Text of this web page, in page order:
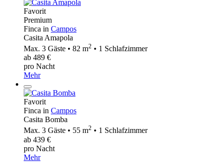
Favorit
Premium
Finca in Campos
Casita Amapola
Max. 3 Gäste • 82 m2 • 1 Schlafzimmer
ab 489 €
pro Nacht
Mehr
Favorit
Finca in Campos
Casita Bomba
Max. 3 Gäste • 55 m2 • 1 Schlafzimmer
ab 439 €
pro Nacht
Mehr